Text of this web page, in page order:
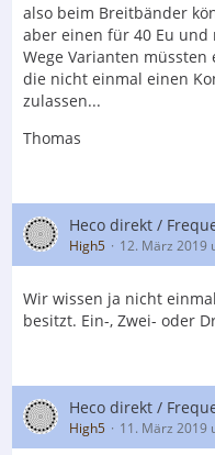
also beim Breitbänder
aber einen für 40 Eu und
Wege Varianten
die nicht einmal einen
zulassen...
Thomas
Heco direkt /
High5 12. März 2019
Wir wissen ja nicht
besitzt. Ein-, Zwei- oder
Heco direkt /
High5 11. März 2019